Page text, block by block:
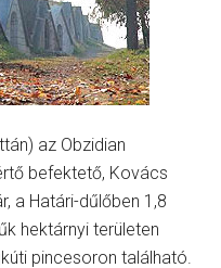
az Obzidian
befektető, Kovács
a Határi-dűlőben 1,8
hektárnyi területen
pincesoron található.